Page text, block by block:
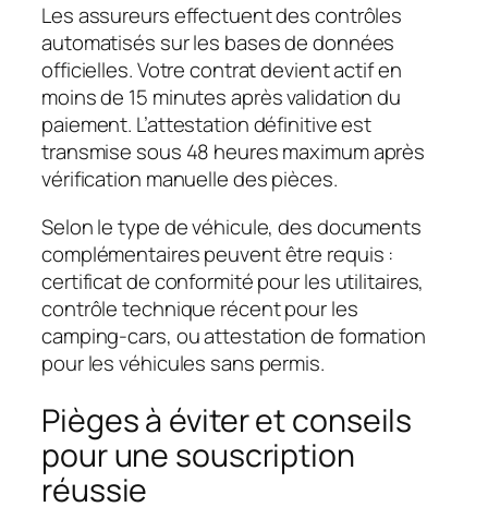
Les assureurs effectuent des contrôles
automatisés sur les bases de données
officielles. Votre contrat devient actif en
moins de 15 minutes après validation du
paiement. L’attestation définitive est
transmise sous 48 heures maximum après
vérification manuelle des pièces.
Selon le type de véhicule, des documents
complémentaires peuvent être requis :
certificat de conformité pour les utilitaires,
contrôle technique récent pour les
camping-cars, ou attestation de formation
pour les véhicules sans permis.
Pièges à éviter et conseils
pour une souscription
réussie